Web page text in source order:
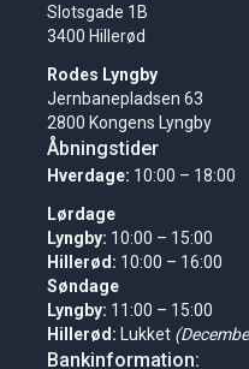
Slotsgade 1B
3400 Hillerød
Rodes Lyngby
Jernbanepladsen 63
2800 Kongens Lyngby
Åbningstider
Hverdage: 10:00 – 18:00
Lørdage
Lyngby: 10:00 – 15:00
Hillerød: 10:00 – 16:00
Søndage
Lyngby: 11:00 – 15:00
Hillerød: Lukket
Bankinformation: